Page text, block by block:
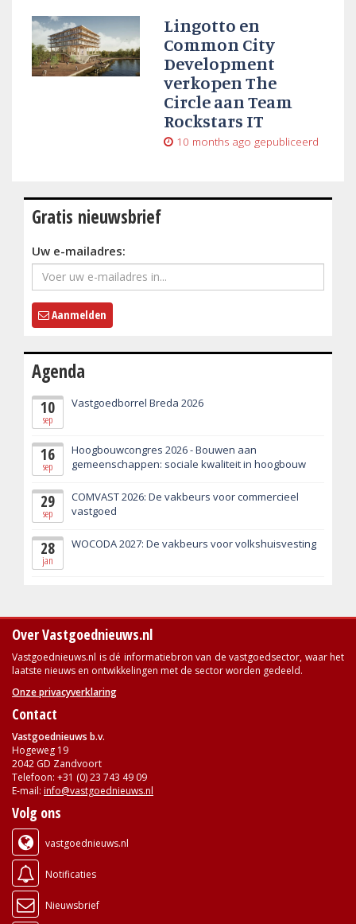
Lingotto en
Common City
Development
verkopen The
Circle aan Team
Rockstars IT
10 months ago gepubliceerd
Gratis nieuwsbrief
Uw e-mailadres:
Aanmelden
Agenda
10
sep
Vastgoedborrel Breda 2026
16
sep
Hoogbouwcongres 2026 - Bouwen aan
gemeenschappen: sociale kwaliteit in hoogbouw
29
sep
COMVAST 2026: De vakbeurs voor commercieel
vastgoed
28
jan
WOCODA 2027: De vakbeurs voor volkshuisvesting
Over Vastgoednieuws.nl
Vastgoednieuws.nl is dé informatiebron van de vastgoedsector, waar het
laatste nieuws en ontwikkelingen met de sector worden gedeeld.
Onze privacyverklaring
Contact
Vastgoednieuws b.v.
Hogeweg 19
2042 GD Zandvoort
Telefoon: +31 (0) 23 743 49 09
E-mail: info@vastgoednieuws.nl
Volg ons
vastgoednieuws.nl
Notificaties
Nieuwsbrief